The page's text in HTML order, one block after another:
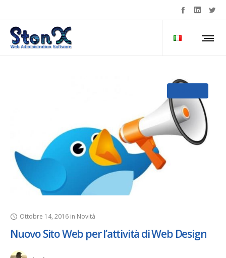
Ottobre 14, 2016 in Novità
Nuovo Sito Web per l’attività di Web Design